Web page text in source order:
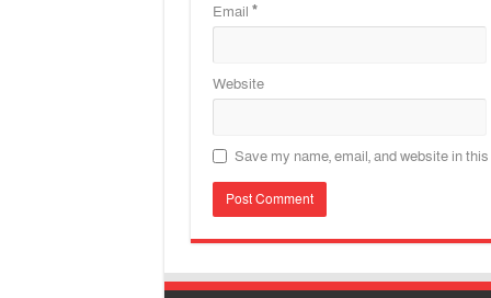
Email *
Website
Save my name, email, and website in